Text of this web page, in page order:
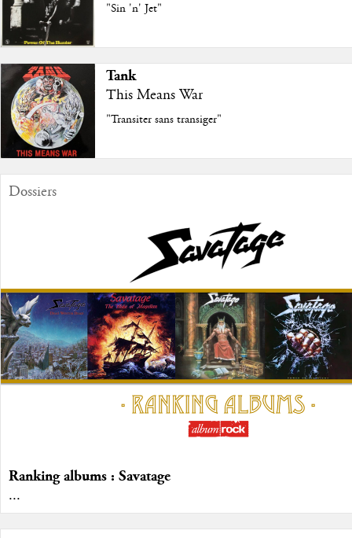
"Sin 'n' Jet"
Tank
This Means War
"Transiter sans transiger"
Dossiers
Ranking albums : Savatage
...